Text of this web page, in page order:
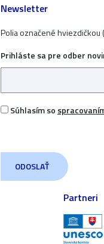
Newsletter
Polia označené hviezdičkou (
Prihláste sa pre odber
Súhlasím so
Partneri